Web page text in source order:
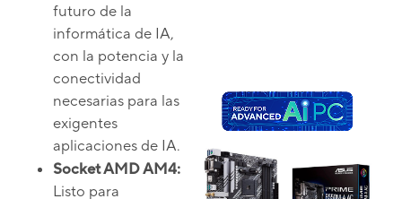
futuro de la
informática de IA,
con la potencia y la
conectividad
necesarias para las
exigentes
aplicaciones de IA.
Socket AMD AM4:
Listo para